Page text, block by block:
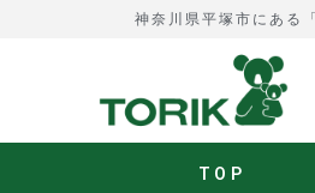
神奈川県平塚市にある
TOP